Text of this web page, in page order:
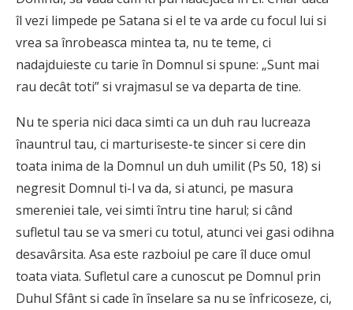
îl vezi limpede pe Satana si el te va arde cu focul lui si
vrea sa înrobeasca mintea ta, nu te teme, ci
nadajduieste cu tarie în Domnul si spune: „Sunt mai
rau decât toti” si vrajmasul se va departa de tine.
Nu te speria nici daca simti ca un duh rau lucreaza
înauntrul tau, ci marturiseste-te sincer si cere din
toata inima de la Domnul un duh umilit (Ps 50, 18) si
negresit Domnul ti-l va da, si atunci, pe masura
smereniei tale, vei simti întru tine harul; si când
sufletul tau se va smeri cu totul, atunci vei gasi odihna
desavârsita. Asa este razboiul pe care îl duce omul
toata viata. Sufletul care a cunoscut pe Domnul prin
Duhul Sfânt si cade în înselare sa nu se înfricoseze, ci,